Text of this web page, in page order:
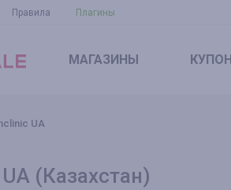
Правила Плагины
МАГАЗИНЫ
UA
(Казахстан)